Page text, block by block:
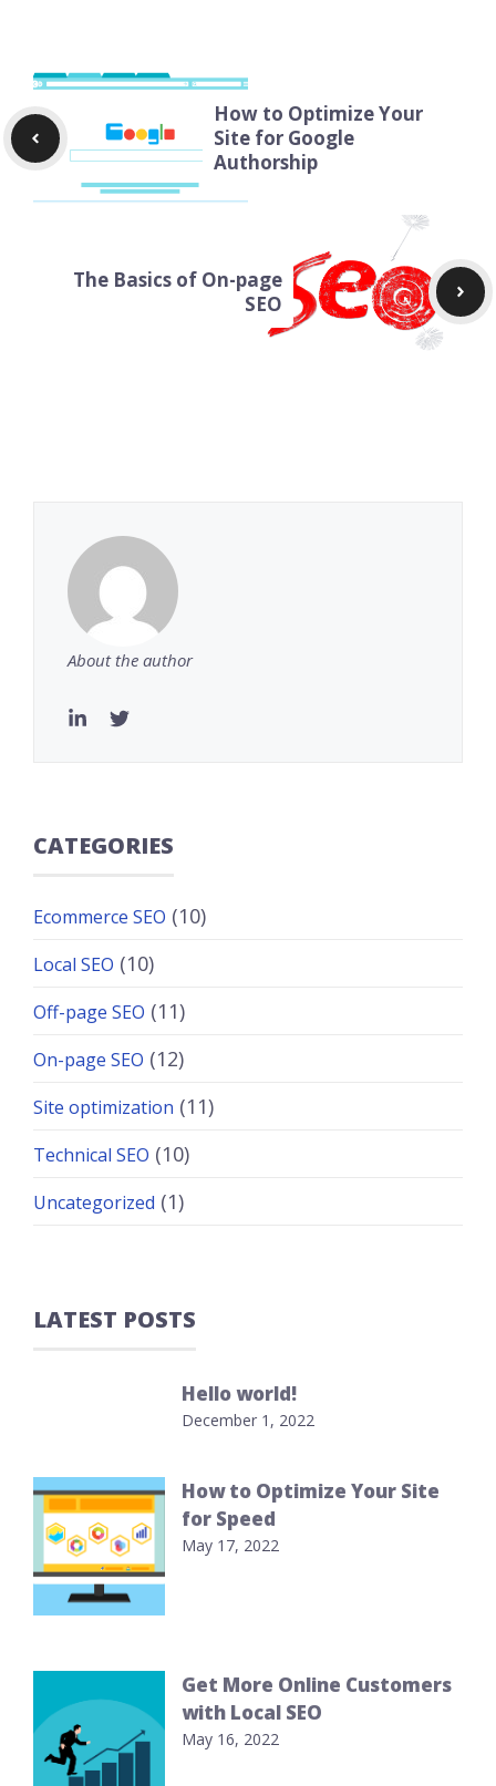
How to Optimize Your
Site for Google
Authorship
The Basics of On-page
SEO
About the author
CATEGORIES
Ecommerce SEO (10)
Local SEO (10)
Off-page SEO (11)
On-page SEO (12)
Site optimization (11)
Technical SEO (10)
Uncategorized (1)
LATEST POSTS
Hello world!
December 1, 2022
How to Optimize Your Site
for Speed
May 17, 2022
Get More Online Customers
with Local SEO
May 16, 2022